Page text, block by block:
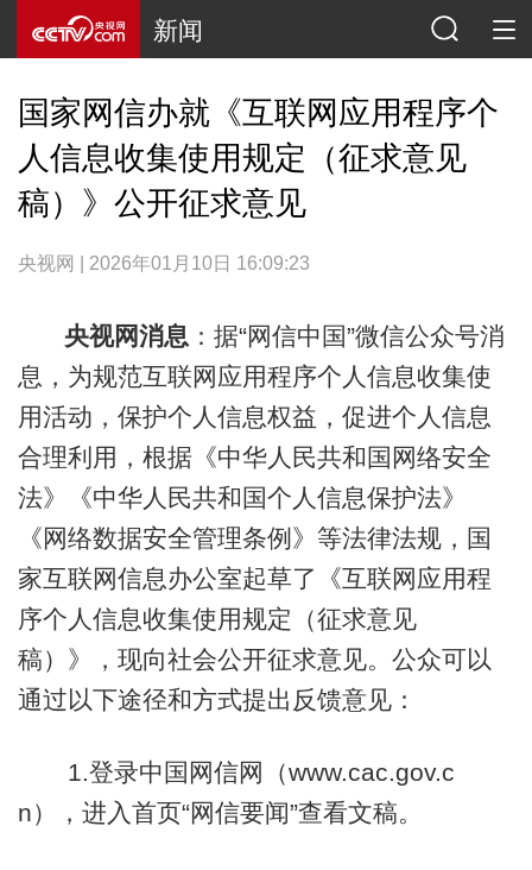
新闻
国家网信办就《互联网应用程序个
人信息收集使用规定（征求意见
稿）》公开征求意见
央视网 | 2026年01月10日 16:09:23
央视网消息 ：据“网信中国”微信公众号消
息，为规范互联网应用程序个人信息收集使
用活动，保护个人信息权益，促进个人信息
合理利用，根据《中华人民共和国网络安全
法》《中华人民共和国个人信息保护法》
《网络数据安全管理条例》等法律法规，国
家互联网信息办公室起草了《互联网应用程
序个人信息收集使用规定（征求意见
稿）》，现向社会公开征求意见。公众可以
通过以下途径和方式提出反馈意见：
1.登录中国网信网（www.cac.gov.c
n），进入首页“网信要闻”查看文稿。